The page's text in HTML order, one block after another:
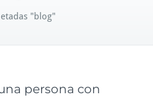
"blog"
persona con